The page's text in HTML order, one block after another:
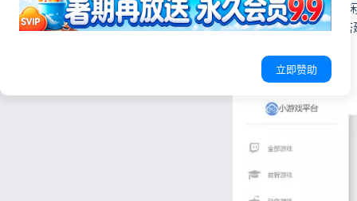
内含70款热门H5休
上手简单，可直接搭
源码展示
立即赞助